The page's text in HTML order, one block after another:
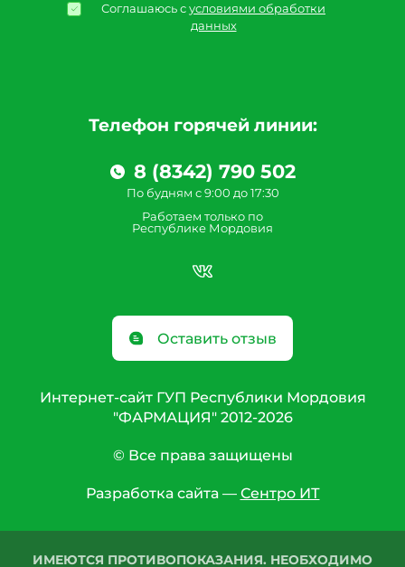
Телефон горячей линии:
8 (8342) 790 502
По будням с 9:00 до 17:30
Работаем только по
Республике Мордовия
Оставить отзыв
Соглашаюсь сусловиями обработки
данных
Интернет-сайт ГУП Республики Мордовия
"ФАРМАЦИЯ" 2012-2026
© Все права защищены
Разработка сайта — Сентро ИТ
ИМЕЮТСЯ ПРОТИВОПОКАЗАНИЯ. НЕОБХОДИМО